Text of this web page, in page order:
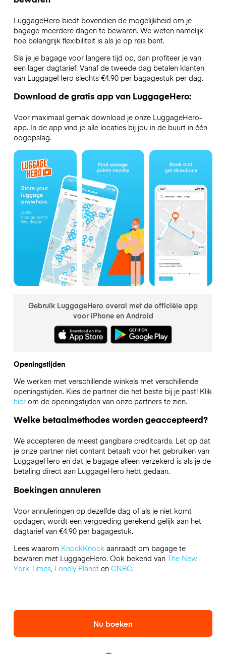
LuggageHero biedt bovendien de mogelijkheid om je
bagage meerdere dagen te bewaren. We weten namelijk
hoe belangrijk flexibiliteit is als je op reis bent.
Sla je je bagage voor langere tijd op, dan profiteer je van
een lager dagtarief. Vanaf de tweede dag betalen klanten
van LuggageHero slechts €4.90 per bagagestuk per dag.
Download de gratis app van LuggageHero:
Voor maximaal gemak download je onze LuggageHero-
app. In de app vind je alle locaties bij jou in de buurt in één
oogopslag.
Gebruik LuggageHero overal met de officiële app
voor iPhone en Android
Openingstijden
We werken met verschillende winkels met verschillende
openingstijden. Kies de partner die het beste bij je past! Klik
hierom de openingstijden van onze partners te zien.
Welke betaalmethodes worden geaccepteerd?
We accepteren de meest gangbare creditcards. Let op dat
je onze partner niet contant betaalt voor het gebruiken van
LuggageHero en dat je bagage alleen verzekerd is als je de
betaling direct aan LuggageHero hebt gedaan.
Boekingen annuleren
Voor annuleringen op dezelfde dag of als je niet komt
opdagen, wordt een vergoeding gerekend gelijk aan het
dagtarief van €4.90 per bagagestuk.
Lees waarom KnockKnockaanraadt om bagage te
bewaren met LuggageHero. Ook bekend van The New
York Times, Lonely Planeten CNBC.
Nu boeken